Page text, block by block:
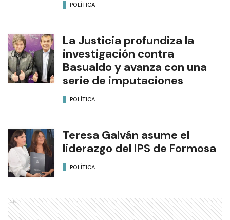
POLÍTICA
La Justicia profundiza la
investigación contra
Basualdo y avanza con una
serie de imputaciones
POLÍTICA
Teresa Galván asume el
liderazgo del IPS de Formosa
POLÍTICA
Ads